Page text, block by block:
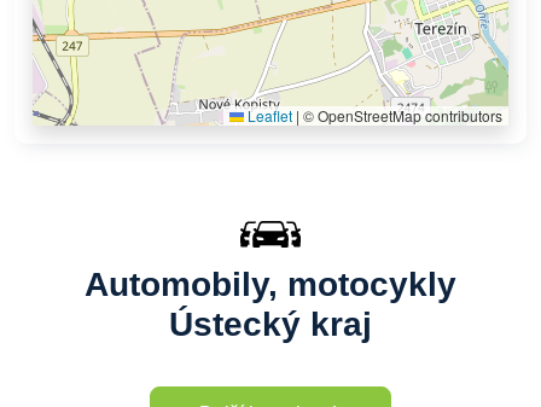
Leaflet | © OpenStreetMap contributors
Automobily, motocykly
Ústecký kraj